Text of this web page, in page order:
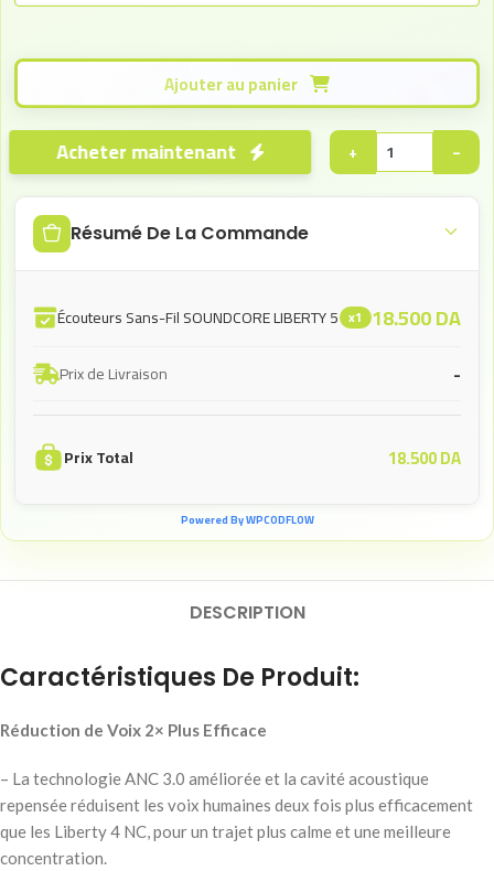
−
+
Résumé De La Commande
Écouteurs Sans-Fil SOUNDCORE LIBERTY 5 x1 18.500DA
Prix de Livraison -
Prix Total 18.500DA
Powered By WPCODFLOW
DESCRIPTION
Caractéristiques De Produit:
Réduction de Voix 2× Plus Efficace
– La technologie ANC 3.0 améliorée et la cavité acoustique
repensée réduisent les voix humaines deux fois plus efficacement
que les Liberty 4 NC, pour un trajet plus calme et une meilleure
concentration.